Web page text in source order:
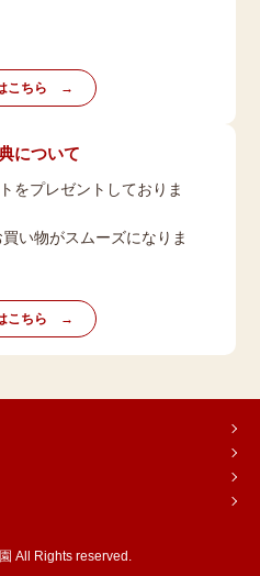
こちら
について
をプレゼントしておりま
い物がスムーズになりま
こちら
All Rights reserved.